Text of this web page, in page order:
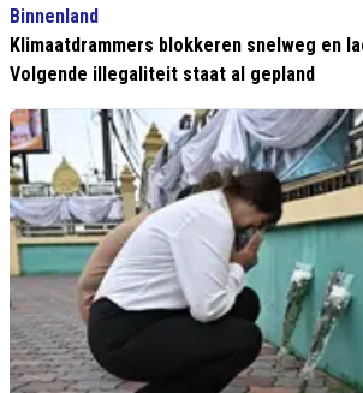
Binnenland
Klimaatdrammers blokkeren snelweg en
Volgende illegaliteit staat al gepland